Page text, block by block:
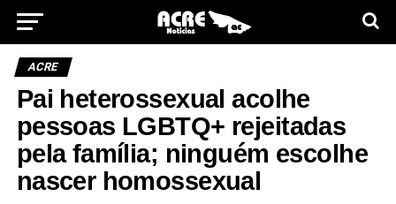
ACRE
Pai heterossexual acolhe
pessoas LGBTQ+ rejeitadas
pela família; ninguém escolhe
nascer homossexual